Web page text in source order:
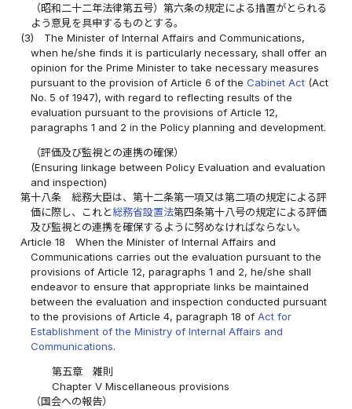
（昭和二十二年法律第五号）第六条の規定による措置がとられる
よう意見を具申するものとする。
(3)
The Minister of Internal Affairs and Communications,
when he/she finds it is particularly necessary, shall offer an
opinion for the Prime Minister to take necessary measures
pursuant to the provision of Article 6 of theCabinet Act (Act
No. 5 of 1947), with regard to reflecting results of the
evaluation pursuant to the provisions of Article 12,
paragraphs 1 and 2 in the Policy planning and development.
（評価及び監視との連携の確保）
(Ensuring linkage between Policy Evaluation and evaluation
and inspection)
第十八条
総務大臣は、第十二条第一項又は第二項の規定による評
価に際し、これと総務省設置法第四条第十八号の規定による評価
及び監視との連携を確保するように努めなければならない。
Article 18
When the Minister of Internal Affairs and
Communications carries out the evaluation pursuant to the
provisions of Article 12, paragraphs 1 and 2, he/she shall
endeavor to ensure that appropriate links be maintained
between the evaluation and inspection conducted pursuant
to the provisions of Article 4, paragraph 18 ofAct for
Establishment of the Ministry of Internal Affairs and
Communications.
第五章 雑則
Chapter V Miscellaneous provisions
（国会への報告）